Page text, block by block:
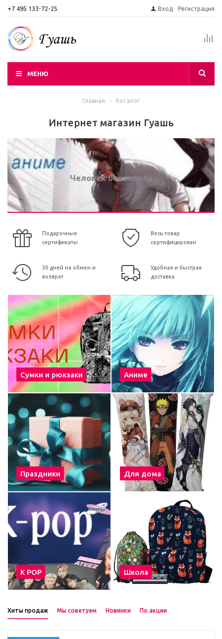
+7 495 133-72-25 Вход Регистрация
МЕНЮ
Главная - Каталог
Интернет магазин Гуашь
Человек бензопила
Подарочные
сертификаты
Весь товар
сертифицирован
30 дней на обмен и
возврат
Удобная и быстрая
доставка
Сумки и рюкзаки Аниме
Праздники Для дома
К POP Школа
Хиты продаж Мы советуем Новинки По акции